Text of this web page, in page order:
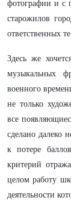
фотографии и с
старожилов
ответственных
Здесь же
музыкальных
военного
не только
все
сделано далеко
к потере
критерий
целом работу
деятельности